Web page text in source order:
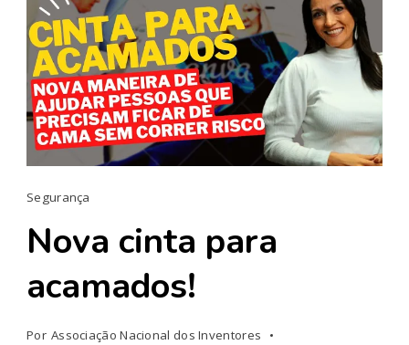
Segurança
Nova cinta para
acamados!
Por Associação Nacional dos Inventores